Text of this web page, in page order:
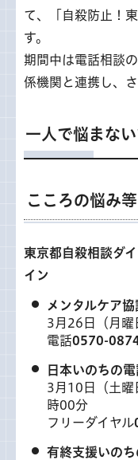
て、「自殺防止！
す。
期間中は電話相談
係機関と連携し、
一人で悩まな
こころの悩み
東京都自殺相談ダ
イン
メンタルケア協
3月26日（月曜
電話0570-
日本いのちの
3月10日（土
時00分
フリーダイヤル
有終支援いの